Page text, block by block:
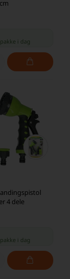
i dag
4 dele
i dag